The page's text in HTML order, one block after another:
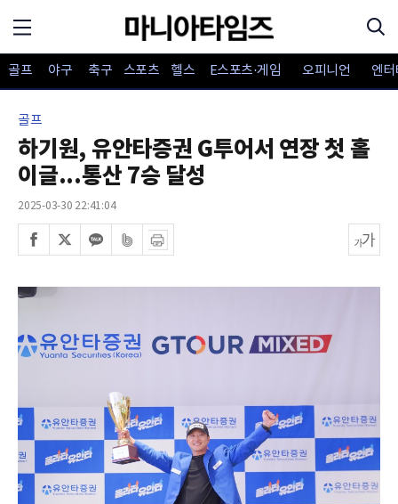
골프 야구 축구 스포츠 헬스 E스포츠·게임 오피니언 엔
골프
하기원, 유안타증권 G투어서 연장 첫 홀
이글...통산 7승 달성
2025-03-30 22:41:04